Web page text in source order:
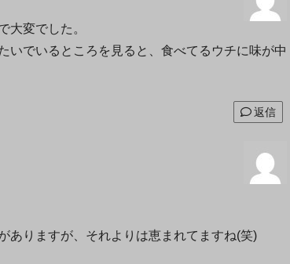
大変でした。
いでいるところを見ると、食べてるウチに味が中
返信
ありますが、それよりは恵まれてますね(笑)